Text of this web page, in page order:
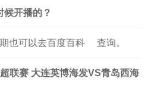
候开播的？
也可以去百度百科 查询。
联赛 大连英博海发VS青岛西海